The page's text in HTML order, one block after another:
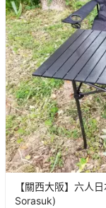
【關西大阪】六人
Sorasuk)